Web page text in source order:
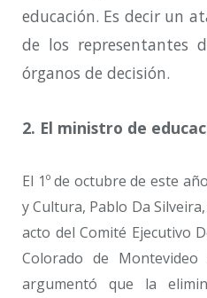
educación. Es decir un
de los representantes
órganos de decisión.
2. El ministro de
El 1º de octubre de este
y Cultura, Pablo Da
acto del Comité Ejecutivo
Colorado de
argumentó que la